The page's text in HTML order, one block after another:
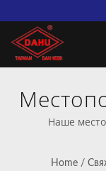
Наше
Home /